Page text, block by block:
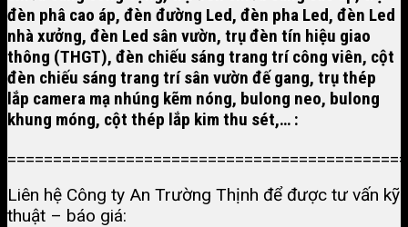
đèn phâ cao áp, đèn đường Led, đèn pha Led, đèn Led
nhà xưởng, đèn Led sân vườn, trụ đèn tín hiệu giao
thông (THGT), đèn chiếu sáng trang trí công viên, cột
đèn chiếu sáng trang trí sân vườn đế gang, trụ thép
lắp camera mạ nhúng kẽm nóng, bulong neo, bulong
khung móng, cột thép lắp kim thu sét,… :
Liên hệ Công ty An Trường Thịnh để được tư vấn kỹ
thuật – báo giá: